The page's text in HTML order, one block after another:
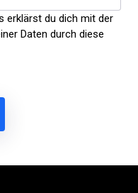
erklärst du dich mit der
Daten durch diese